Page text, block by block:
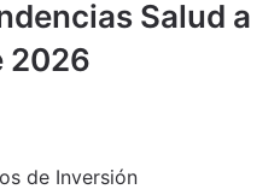
Salud a
2026
de Inversión